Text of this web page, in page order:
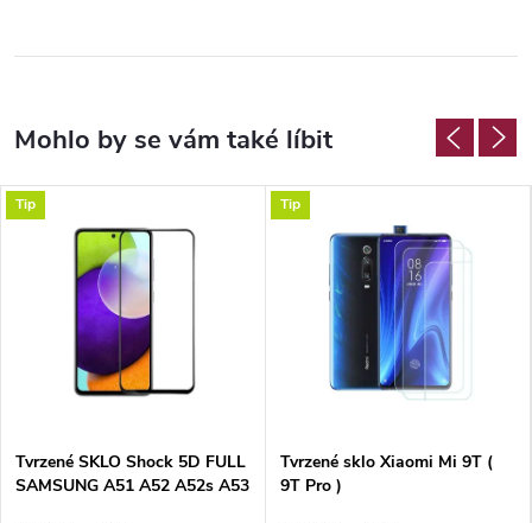
Tip
Tvrzené SKLO Shock 5D FULL
SAMSUNG A51 A52 A52s A53
Tip
Tvrzené sklo Xiaomi Mi 9T (
9T Pro )